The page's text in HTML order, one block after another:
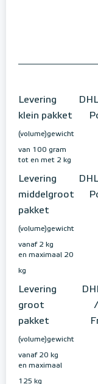
Levering
klein pakket
(volume)gewicht
van 100 gram
tot en met 2 kg
Levering
middelgroot
pakket
(volume)gewicht
vanaf 2 kg
en maximaal 20
kg
Levering
groot
pakket
(volume)gewicht
vanaf 20 kg
en maximaal
125 kg